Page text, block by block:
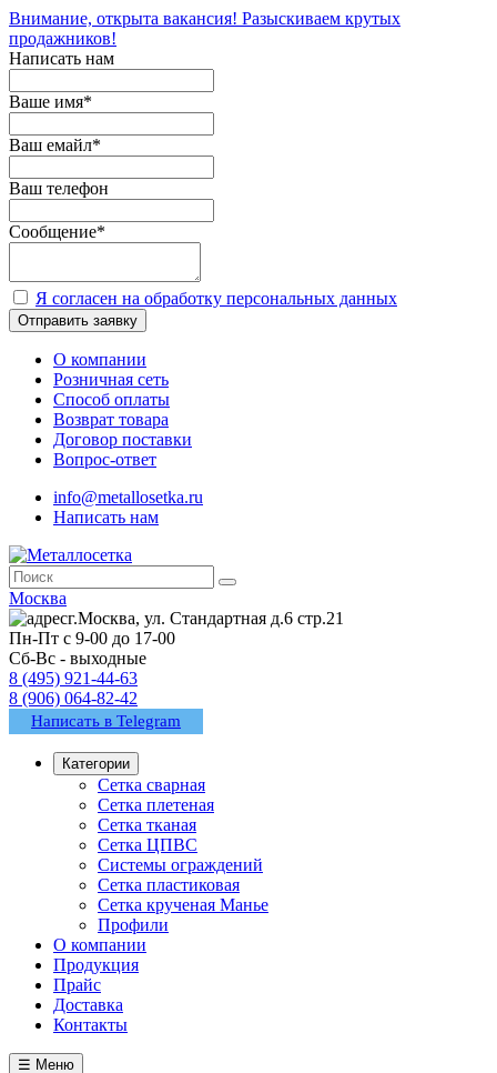
Внимание, открыта вакансия! Разыскиваем крутых
продажников!
Написать нам
Ваше имя*
Ваш емайл*
Ваш телефон
Сообщение*
Я согласен на обработку персональных данных
Отправить заявку
О компании
Розничная сеть
Способ оплаты
Возврат товара
Договор поставки
Вопрос-ответ
info@metallosetka.ru
Написать нам
Москва
г.Москва, ул. Стандартная д.6 стр.21
Пн-Пт с 9-00 до 17-00
Сб-Вс - выходные
8 (495) 921-44-63
8 (906) 064-82-42
Написать в Telegram
Категории
Сетка сварная
Сетка плетеная
Сетка тканая
Сетка ЦПВС
Системы ограждений
Сетка пластиковая
Сетка крученая Манье
Профили
О компании
Продукция
Прайс
Доставка
Контакты
☰ Меню